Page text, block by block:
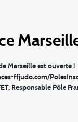
Marseille est ouverte
ffjudo.com/
Responsable Pôle